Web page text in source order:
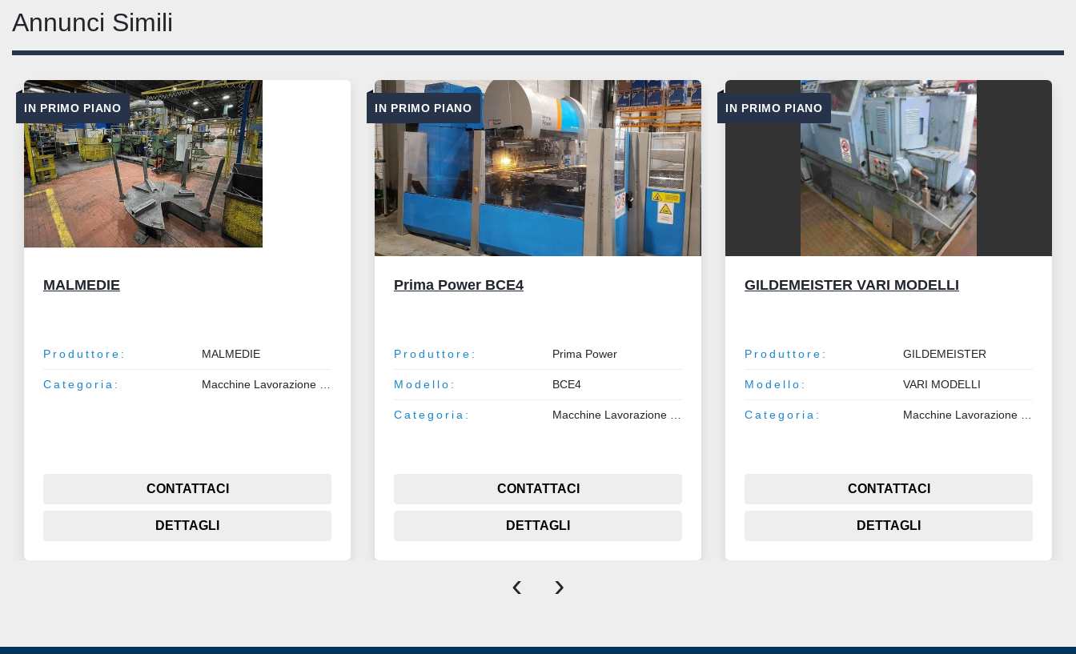
Annunci Simili
IN PRIMO PIANO
MALMEDIE
Produttore: MALMEDIE
Categoria:
CONTATTACI
DETTAGLI
IN PRIMO PIANO
Prima Power BCE4
Produttore: Prima Power
Modello: BCE4
Categoria:
CONTATTACI
DETTAGLI
IN PRIMO PIANO
GILDEMEISTER VARI MODELLI
Produttore: GILDEMEISTER
Modello: VARI MODELLI
Categoria:
CONTATTACI
DETTAGLI
‹ ›